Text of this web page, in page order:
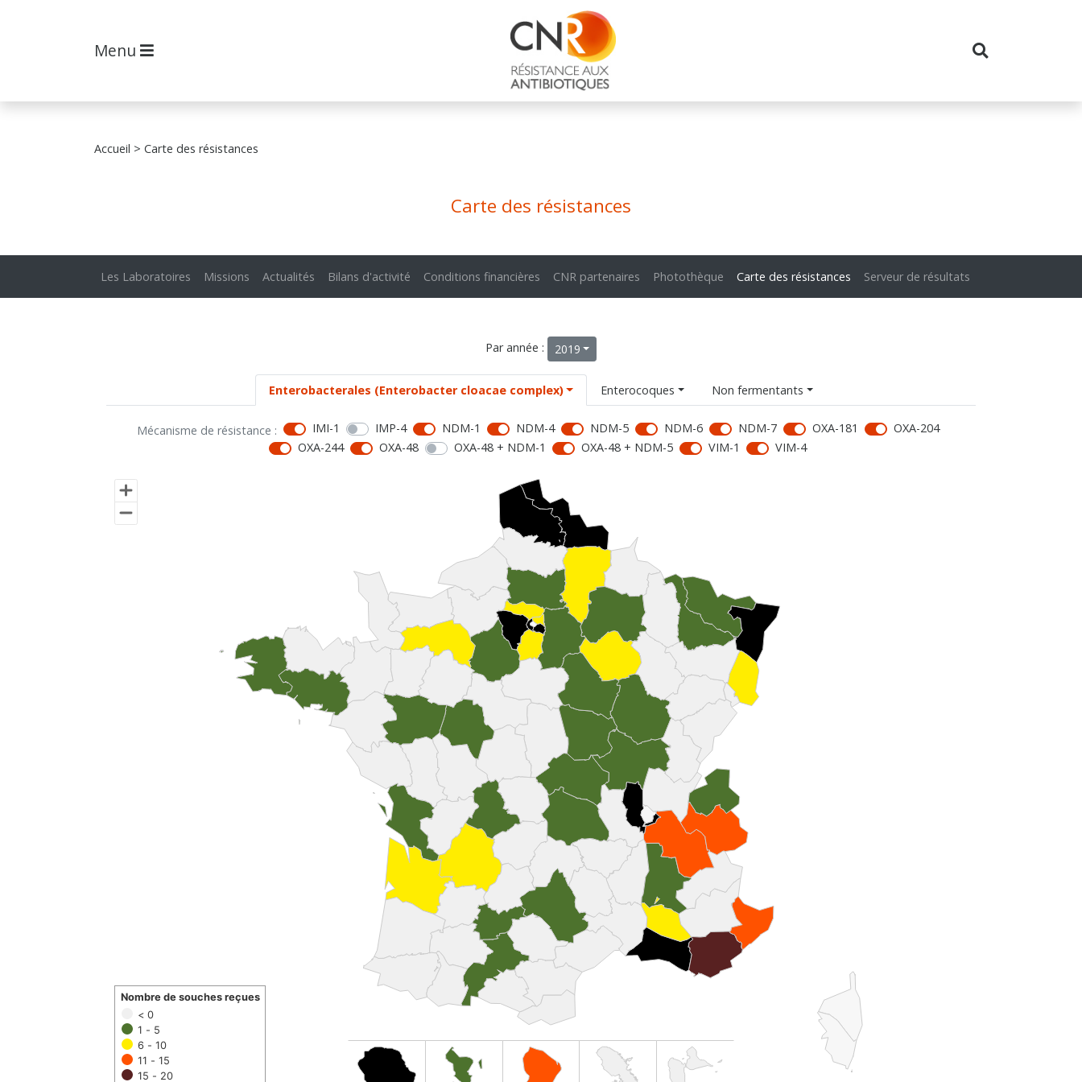
Menu
Accueil > Carte des résistances
Carte des résistances
Les Laboratoires Missions Actualités Bilans d'activité Conditions financières CNR partenaires Photothèque Carte des résistances Serveur de résultats
Par année : 2019
Enterobacterales (Enterobacter cloacae complex) Enterocoques Non fermentants
Mécanisme de résistance : IMI-1 IMP-4 NDM-1 NDM-4 NDM-5 NDM-6 NDM-7 OXA-181
OXA-204
OXA-244
OXA-48 OXA-48 + NDM-1 OXA-48 + NDM-5 VIM-1 VIM-4
< 0
1 - 5
6 - 10
11 - 15
15 - 20
Nombre de souches reçues